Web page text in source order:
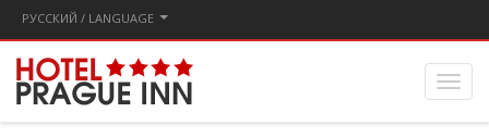
PУССКИЙ / LANGUAGE